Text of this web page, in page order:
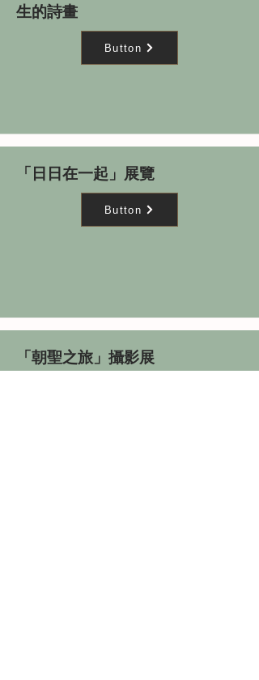
生的詩畫
Button
「日日在一起」展覽
Button
「朝聖之旅」攝影展